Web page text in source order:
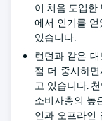
이 처음 도입한
에서 인기를
있습니다.
런던과 같은
점 더 중시하
고 있습니다.
소비자층의 높
인과 오프라인